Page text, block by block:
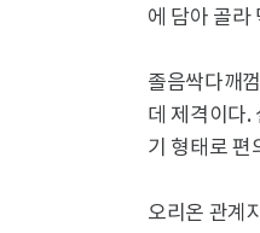
에 담아 골라
졸음싹다깨
데 제격이다.
기 형태로 편
오리온 관계